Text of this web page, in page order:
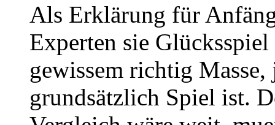
Als Erklärung für
Experten sie
gewissem richtig
grundsätzlich Spiel ist.